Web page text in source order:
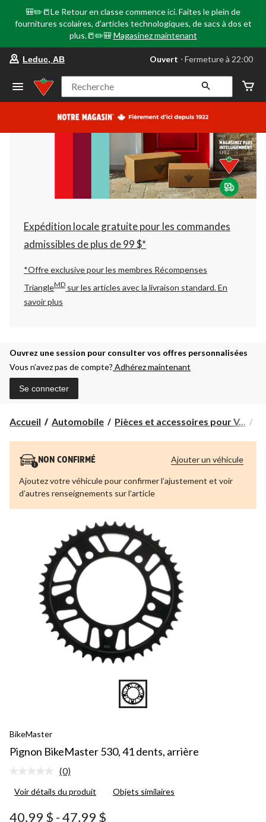
🎒✏️📒Le Retour en classe commence ici. Faites le plein de
fournitures scolaires, d'articles technologiques, de sacs à dos et
plus.📒✏️🎒 Magasinez maintenant
votre
préféré
Leduc,
AB,
courament
Fermeture
à
22:00
cliquer
pour
changer
Leduc, AB Ouvert ⋅ Fermeture à 22:00
Recherche
Expédition locale gratuite pour les commandes
admissibles de plus de 99 $*
*Offre exclusive pour les membres Récompenses
TriangleMD sur les articles avec la livraison standard.En
savoir plus
Ouvrez une session pour consulter vos offres personnalisées
Vous n’avez pas de compte? Adhérez maintenant
Se connecter
Accueil Automobile Pièces et accessoires pour V...
NON CONFIRMÉ
Ajoutez votre véhicule pour confirmer l’ajustement et voir
d’autres renseignements sur l’article
Ajouter un véhicule
BikeMaster
Pignon BikeMaster 530, 41 dents, arrière
Aucune
pour
produit.
(0)
Voir détails du produit Objets similaires
40,99 $ -47,99 $